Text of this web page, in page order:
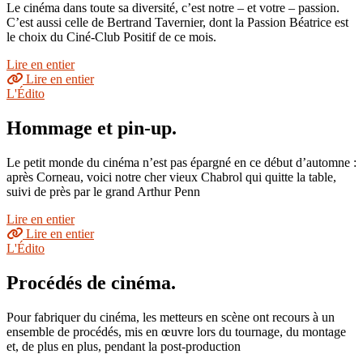
Le cinéma dans toute sa diversité, c’est notre – et votre – passion.
C’est aussi celle de Bertrand Tavernier, dont la Passion Béatrice est
le choix du Ciné-Club Positif de ce mois.
Lire en entier
Lire en entier
L'Édito
Hommage et pin-up.
Le petit monde du cinéma n’est pas épargné en ce début d’automne :
après Corneau, voici notre cher vieux Chabrol qui quitte la table,
suivi de près par le grand Arthur Penn
Lire en entier
Lire en entier
L'Édito
Procédés de cinéma.
Pour fabriquer du cinéma, les metteurs en scène ont recours à un
ensemble de procédés, mis en œuvre lors du tournage, du montage
et, de plus en plus, pendant la post-production